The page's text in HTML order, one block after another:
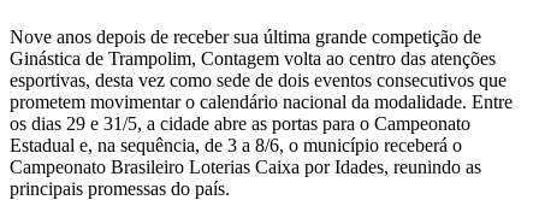
Nove anos depois de receber sua última grande competição de
Ginástica de Trampolim, Contagem volta ao centro das atenções
esportivas, desta vez como sede de dois eventos consecutivos que
prometem movimentar o calendário nacional da modalidade. Entre
os dias 29 e 31/5, a cidade abre as portas para o Campeonato
Estadual e, na sequência, de 3 a 8/6, o município receberá o
Campeonato Brasileiro Loterias Caixa por Idades, reunindo as
principais promessas do país.